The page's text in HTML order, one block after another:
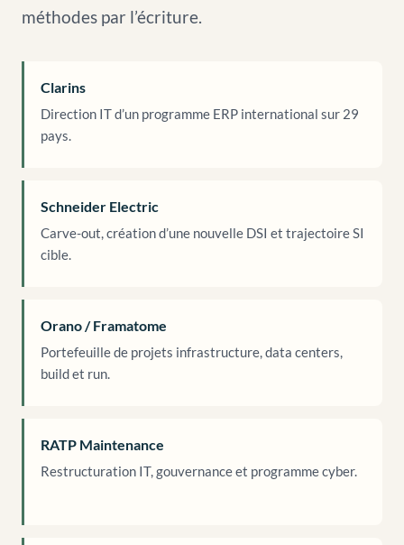
méthodes par l’écriture.
Clarins
Direction IT d’un programme ERP international sur 29
pays.
Schneider Electric
Carve-out, création d’une nouvelle DSI et trajectoire SI
cible.
Orano / Framatome
Portefeuille de projets infrastructure, data centers,
build et run.
RATP Maintenance
Restructuration IT, gouvernance et programme cyber.